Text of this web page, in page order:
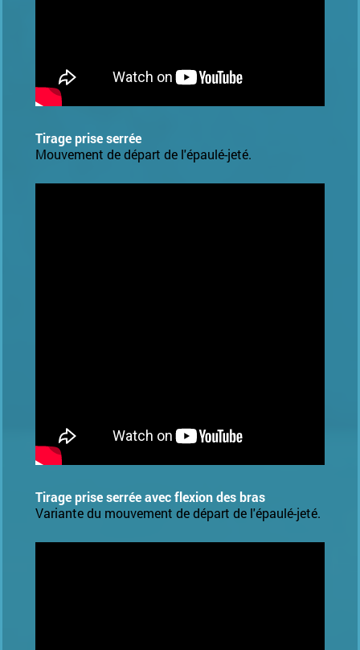
Tirage prise serrée
Mouvement de départ de l'épaulé-jeté.
Tirage prise serrée avec flexion des bras
Variante du mouvement de départ de l'épaulé-jeté.